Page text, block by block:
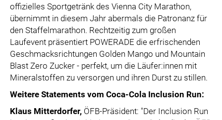
offizielles Sportgetränk des Vienna City Marathon,
übernimmt in diesem Jahr abermals die Patronanz für
den Staffelmarathon. Rechtzeitig zum großen
Laufevent präsentiert POWERADE die erfrischenden
Geschmacksrichtungen Golden Mango und Mountain
Blast Zero Zucker - perfekt, um die Läufer:innen mit
Mineralstoffen zu versorgen und ihren Durst zu stillen.
Weitere Statements vom Coca-Cola Inclusion Run:
Klaus Mitterdorfer, ÖFB-Präsident: "Der Inclusion Run